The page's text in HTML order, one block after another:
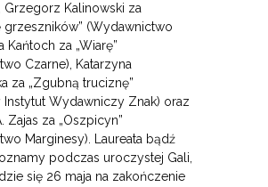
Grzegorz Kalinowski za
grzeszników” (Wydawnictwo
Kańtoch za „Wiarę”
Czarne), Katarzyna
za „Zgubną truciznę”
Instytut Wydawniczy Znak) oraz
Zajas za „Oszpicyn”
Marginesy). Laureata bądź
podczas uroczystej Gali,
się 26 maja na zakończenie